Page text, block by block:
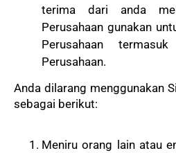
terima dari anda
Perusahaan gunakan
Perusahaan
Perusahaan.
Anda dilarang menggunakan
sebagai berikut:
Meniru orang lain atau